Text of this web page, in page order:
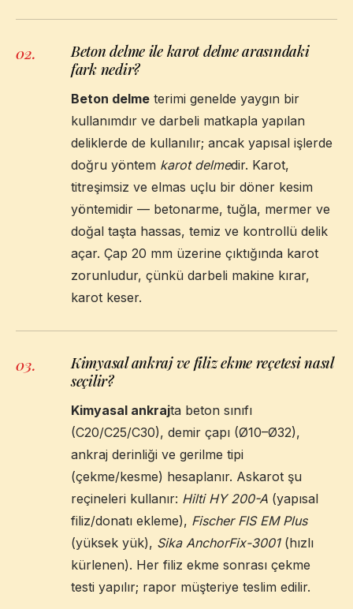
02.
Beton delme ile karot delme arasındaki
fark nedir?
Beton delme terimi genelde yaygın bir
kullanımdır ve darbeli matkapla yapılan
deliklerde de kullanılır; ancak yapısal işlerde
doğru yöntem karot delmedir. Karot,
titreşimsiz ve elmas uçlu bir döner kesim
yöntemidir — betonarme, tuğla, mermer ve
doğal taşta hassas, temiz ve kontrollü delik
açar. Çap 20 mm üzerine çıktığında karot
zorunludur, çünkü darbeli makine kırar,
karot keser.
03.
Kimyasal ankraj ve filiz ekme reçetesi nasıl
seçilir?
Kimyasal ankrajta beton sınıfı
(C20/C25/C30), demir çapı (Ø10–Ø32),
ankraj derinliği ve gerilme tipi
(çekme/kesme) hesaplanır. Askarot şu
reçineleri kullanır: Hilti HY 200-A (yapısal
filiz/donatı ekleme), Fischer FIS EM Plus
(yüksek yük), Sika AnchorFix-3001(hızlı
kürlenen). Her filiz ekme sonrası çekme
testi yapılır; rapor müşteriye teslim edilir.